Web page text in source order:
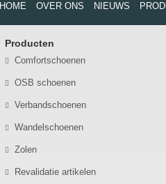
HOME OVER ONS NIEUWS
Producten
Comfortschoenen
OSB schoenen
Verbandschoenen
Wandelschoenen
Zolen
Revalidatie artikelen